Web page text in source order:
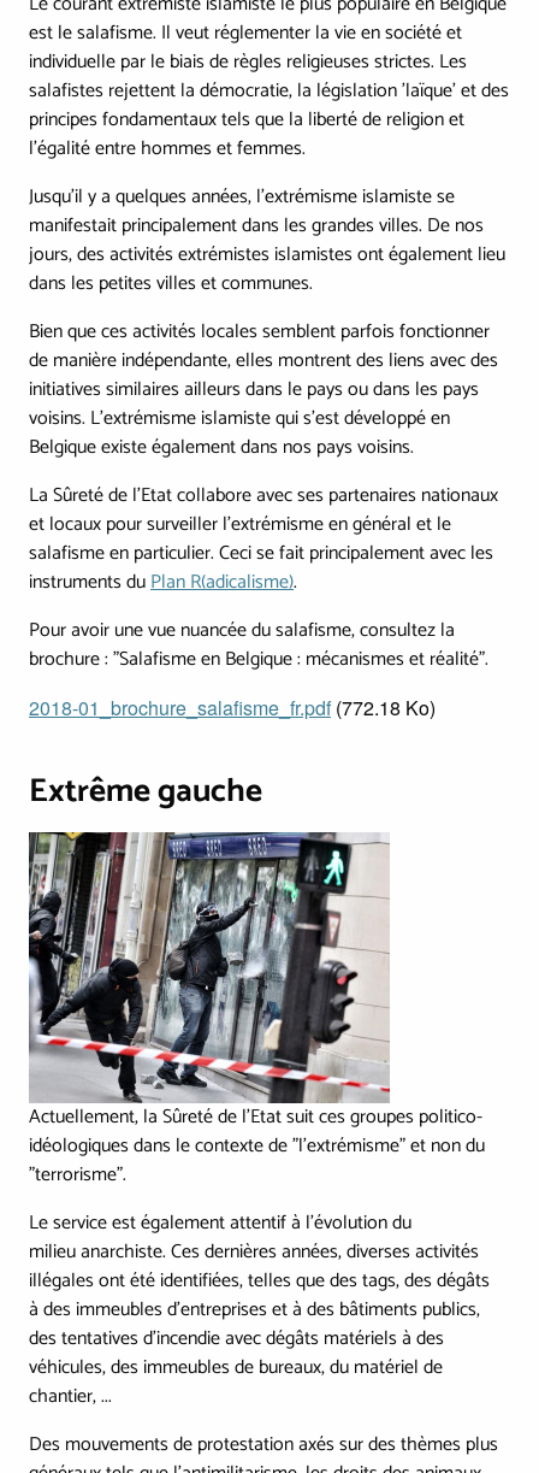
est le salafisme. Il veut réglementer la vie en société et
individuelle par le biais de règles religieuses strictes. Les
salafistes rejettent la démocratie, la législation 'laïque' et des
principes fondamentaux tels que la liberté de religion et
l'égalité entre hommes et femmes.
Jusqu'il y a quelques années, l'extrémisme islamiste se
manifestait principalement dans les grandes villes. De nos
jours, des activités extrémistes islamistes ont également lieu
dans les petites villes et communes.
Bien que ces activités locales semblent parfois fonctionner
de manière indépendante, elles montrent des liens avec des
initiatives similaires ailleurs dans le pays ou dans les pays
voisins. L'extrémisme islamiste qui s'est développé en
Belgique existe également dans nos pays voisins.
La Sûreté de l'Etat collabore avec ses partenaires nationaux
et locaux pour surveiller l'extrémisme en général et le
salafisme en particulier. Ceci se fait principalement avec les
instruments duPlan R(adicalisme).
Pour avoir une vue nuancée du salafisme, consultez la
brochure : "Salafisme en Belgique : mécanismes et réalité".
Document
2018-01_brochure_salafisme_fr.pdf (772.18 Ko)
Extrême gauche
Image
Actuellement, la Sûreté de l'Etat suit ces groupes politico-
idéologiques dans le contexte de "l'extrémisme" et non du
"terrorisme".
Le service est également attentif à l'évolution du
milieu anarchiste. Ces dernières années, diverses activités
illégales ont été identifiées, telles que des tags, des dégâts
à des immeubles d’entreprises et à des bâtiments publics,
des tentatives d'incendie avec dégâts matériels à des
véhicules, des immeubles de bureaux, du matériel de
chantier, ...
Des mouvements de protestation axés sur des thèmes plus